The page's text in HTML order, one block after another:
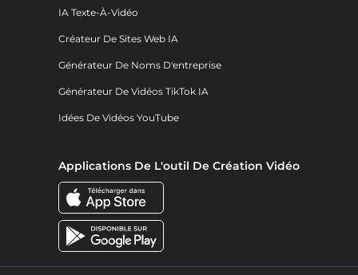
IA Texte-À-Vidéo
Créateur De Sites Web IA
Générateur De Noms D'entreprise
Générateur De Vidéos TikTok IA
Idées De Vidéos YouTube
Applications De L'outil De Création Vidéo